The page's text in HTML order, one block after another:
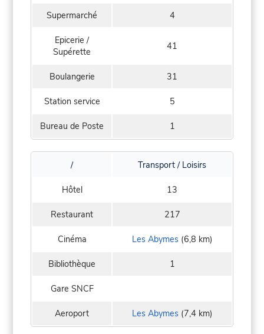
Supermarché 4
Epicerie /
Supérette
41
Boulangerie 31
Station service 5
Bureau de Poste 1
/ Transport / Loisirs
Hôtel 13
Restaurant 217
Cinéma Les Abymes(6,8 km)
Bibliothèque 1
Gare SNCF
Aeroport Les Abymes(7,4 km)